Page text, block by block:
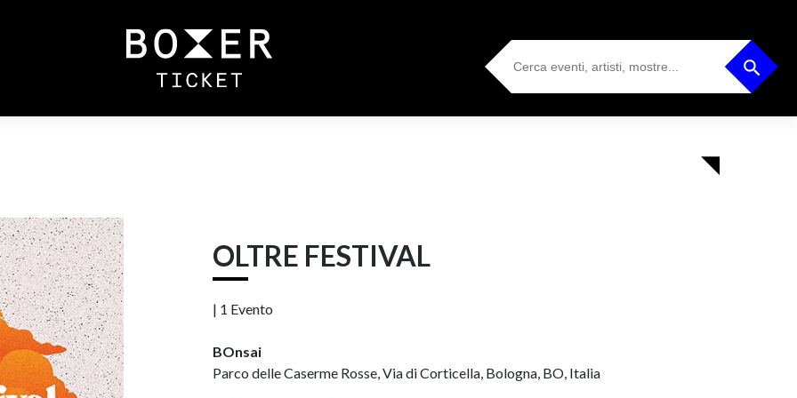
Search
for:
Search Button
OLTRE FESTIVAL
| 1 Evento
BOnsai
Parco delle Caserme Rosse, Via di Corticella, Bologna, BO, Italia